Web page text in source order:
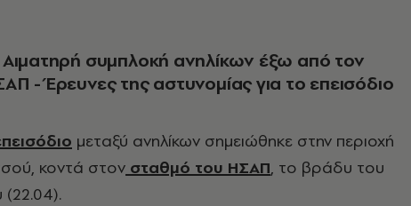
συμπλοκή ανηλίκων έξω από τον
- Έρευνες της αστυνομίας για το επεισόδιο
μεταξύ ανηλίκων σημειώθηκε στην περιοχή
κοντά στον σταθμό του ΗΣΑΠ, το βράδυ του